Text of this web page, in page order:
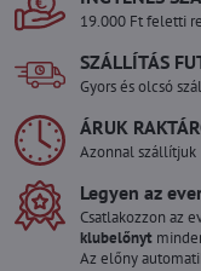
19.000 Ft feletti
SZÁLLÍTÁS
Gyors és olcsó
ÁRUK
Azonnal szállítjuk
Legyen az
Csatlakozzon az
klubelőnyt
Az előny